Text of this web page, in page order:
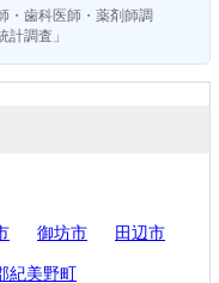
・歯科医師・薬剤師調
調査」
御坊市 田辺市
紀美野町